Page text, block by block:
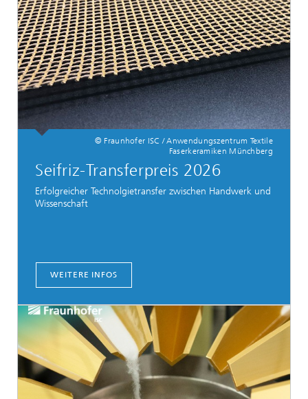
© Fraunhofer ISC / Anwendungszentrum Textile
Faserkeramiken Münchberg
Seifriz-Transferpreis 2026
Erfolgreicher Technolgietransfer zwischen Handwerk und
Wissenschaft
WEITERE INFOS